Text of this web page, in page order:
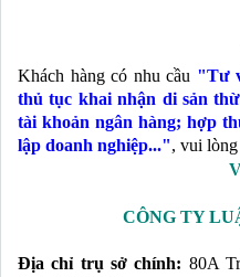
Khách hàng có nhu cầu "Tư
thủ tục khai nhận di sản
tài khoản ngân hàng; hợp
lập doanh nghiệp...", vui
CÔNG TY
Địa chỉ trụ sở chính: 80A